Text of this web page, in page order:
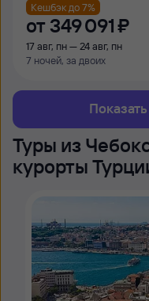
Кешбэк до 7%
от 349 ⁠091 ⁠₽
17 авг, пн — 24 авг, пн
7 ночей, за двоих
Туры из
курорты